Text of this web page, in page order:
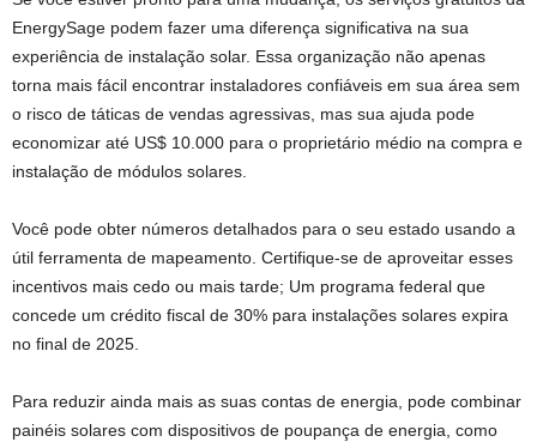
EnergySage podem fazer uma diferença significativa na sua
experiência de instalação solar. Essa organização não apenas
torna mais fácil encontrar instaladores confiáveis ​​em sua área sem
o risco de táticas de vendas agressivas, mas sua ajuda pode
economizar até US$ 10.000 para o proprietário médio na compra e
instalação de módulos solares.
Você pode obter números detalhados para o seu estado usando a
útil ferramenta de mapeamento. Certifique-se de aproveitar esses
incentivos mais cedo ou mais tarde; Um programa federal que
concede um crédito fiscal de 30% para instalações solares expira
no final de 2025.
Para reduzir ainda mais as suas contas de energia, pode combinar
painéis solares com dispositivos de poupança de energia, como